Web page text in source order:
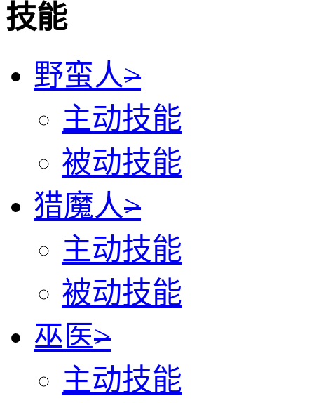
技能
野蛮人>
主动技能
被动技能
猎魔人>
主动技能
被动技能
巫医>
主动技能